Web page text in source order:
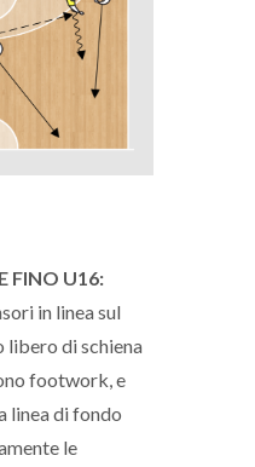
FINO U16:
in linea sul
libero di schiena
footwork, e
linea di fondo
le